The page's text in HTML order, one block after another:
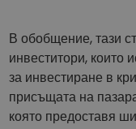
В обобщение, тази
инвеститори, които
за инвестиране в
присъщата на
която предоставя